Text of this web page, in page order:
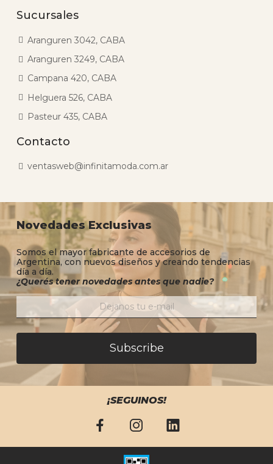
Sucursales
Aranguren 3042, CABA
Aranguren 3249, CABA
Campana 420, CABA
Helguera 526, CABA
Pasteur 435, CABA
Contacto
ventasweb@infinitamoda.com.ar
Novedades Exclusivas
Somos el mayor fabricante de accesorios de
Argentina, con nuevos diseños y creando tendencias
día a día.
¿Querés tener novedades antes que nadie?
Subscribe
¡SEGUINOS!